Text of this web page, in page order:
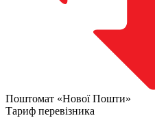
Поштомат «Нової Пошти»
Тариф перевізника